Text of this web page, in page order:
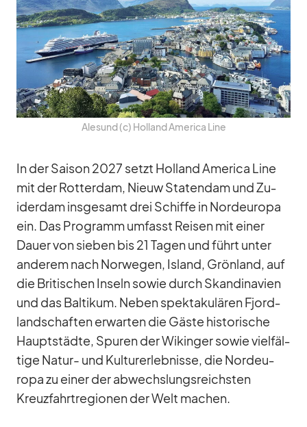
Ale­sund (c) Hol­land Ame­rica Line
In der Sai­son 2027 setzt Hol­land Ame­rica Line
mit der Rot­ter­dam, Nieuw Sta­ten­dam und Zu­
ider­dam ins­ge­samt drei Schiffe in Nord­eu­ropa
ein. Das Pro­gramm um­fasst Rei­sen mit ei­ner
Dauer von sie­ben bis 21 Ta­gen und führt un­ter
an­de­rem nach Nor­we­gen, Is­land, Grön­land, auf
die Bri­ti­schen In­seln so­wie durch Skan­di­na­vien
und das Bal­ti­kum. Ne­ben spek­ta­ku­lä­ren Fjord­
land­schaf­ten er­war­ten die Gäste his­to­ri­sche
Haupt­städte, Spu­ren der Wi­kin­ger so­wie viel­fäl­
tige Na­tur- und Kul­tur­er­leb­nisse, die Nord­eu­
ropa zu ei­ner der ab­wechs­lungs­reichs­ten
Kreuz­fahrt­re­gio­nen der Welt ma­chen.